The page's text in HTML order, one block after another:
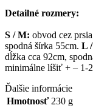
Detailné rozmery:
S / M: obvod cez
spodná šírka 55cm. L
dĺžka cca 92cm,
minimálne líšiť + – 1-
Ďalšie informácie
Hmotnosť 230 g